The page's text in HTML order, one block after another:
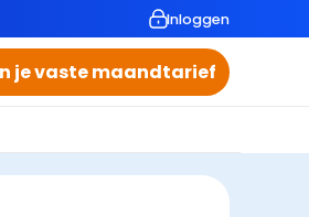
Inloggen
je vaste maandtarief